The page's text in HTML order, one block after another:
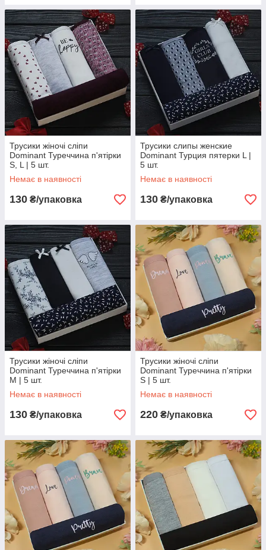
Трусики жіночі сліпи
Dominant Туреччина п'ятірки
S, L | 5 шт.
Немає в наявності
130 ₴/упаковка
Трусики слипы женские
Dominant Турция пятерки L |
5 шт.
Немає в наявності
130 ₴/упаковка
Трусики жіночі сліпи
Dominant Туреччина п'ятірки
M | 5 шт.
Немає в наявності
130 ₴/упаковка
Трусики жіночі сліпи
Dominant Туреччина п'ятірки
S | 5 шт.
Немає в наявності
220 ₴/упаковка